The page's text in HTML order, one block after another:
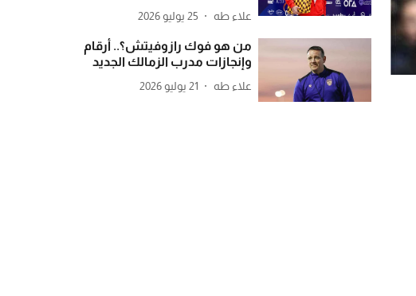
علاء طه 25 يوليو 2026
من هو فوك رازوفيتش؟.. أرقام
وإنجازات مدرب الزمالك الجديد
علاء طه 21 يوليو 2026